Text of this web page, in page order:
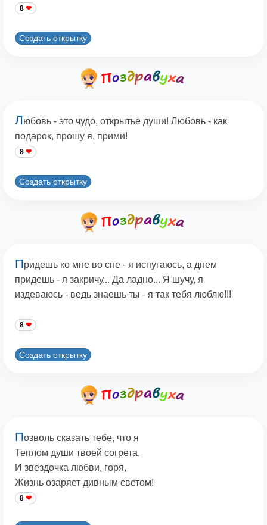
8
Создать открытку
Любовь - это чудо, открытье души! Любовь - как
подарок, прошу я, прими!
8
Создать открытку
Придешь ко мне во сне - я испугаюсь, а днем
придешь - я закричу... Да ладно... Я шучу, я
издеваюсь - ведь знаешь ты - я так тебя люблю!!!
8
Создать открытку
Позволь сказать тебе, что я
Теплом души твоей согрета,
И звездочка любви, горя,
Жизнь озаряет дивным светом!
8